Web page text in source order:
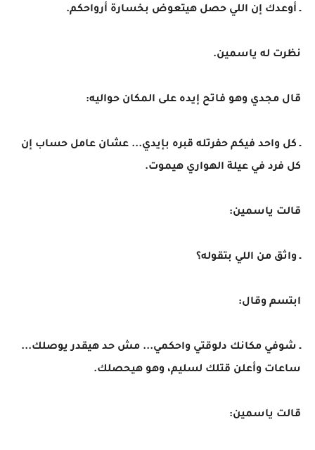
ـ أوعدك إن اللي حصل هيتعوض بخسارة أرواحكم.
نظرت له ياسمين.
قال مجدي وهو فاتح إيده على المكان حواليه:
ـ كل واحد فيكم حفرتله قبره بإيدي... عشان عامل حساب إن
كل فرد في عيلة الهواري هيموت.
قالت ياسمين:
ـ واثق من اللي بتقوله؟
ابتسم وقال:
ـ شوفي مكانك دلوقتي واحكمي... مش حد هيقدر يوصلك...
ساعات وأعلن قتلك لسليم، وهو هيحصلك.
قالت ياسمين: